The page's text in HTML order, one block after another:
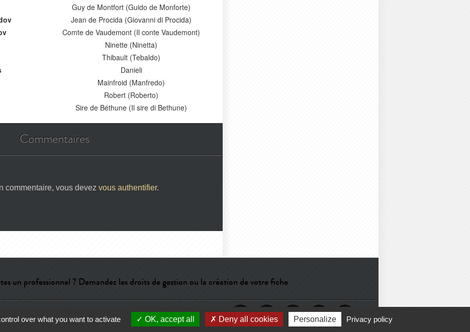
Guy de Montfort (Guido de Monforte)
Jean de Procida (Giovanni di Procida)
Comte de Vaudemont (Il conte Vaudemont)
Ninette (Ninetta)
Thibault (Tebaldo)
Danieli
Mainfroid (Manfredo)
Robert (Roberto)
Sire de Béthune (Il sire di Bethune)
Commentaires
commentaire, vous devez vous authentifier.
un professionnel ? Demandez les droits de gestion ou la création de votre fiche
Publicité
over what you want to activate
OK, accept all Deny all cookies Personalize Privacy policy